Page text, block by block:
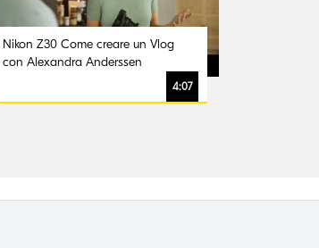
Nikon Z30 Come creare un Vlog
con Alexandra Anderssen
4:07